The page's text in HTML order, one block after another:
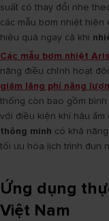
suất có thay đổi nhẹ
các mẫu bơm nhiệt
hiệu quả ngay cả khi
Các mẫu bơm nhiệt
năng điều chỉnh hoạt
giảm lãng phí năng
thống còn bao gồm
với điều kiện khí hậu ẩm
thông minh có khả
tối ưu hóa lịch trình đun
Ứng dụng
Việt Nam